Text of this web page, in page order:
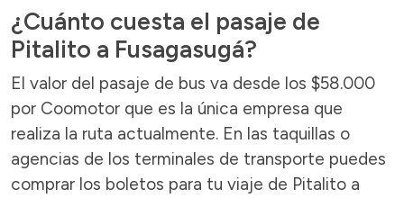
¿Cuánto cuesta el pasaje de
Pitalito a Fusagasugá?
El valor del pasaje de bus va desde los $58.000
por Coomotor que es la única empresa que
realiza la ruta actualmente. En las taquillas o
agencias de los terminales de transporte puedes
comprar los boletos para tu viaje de Pitalito a